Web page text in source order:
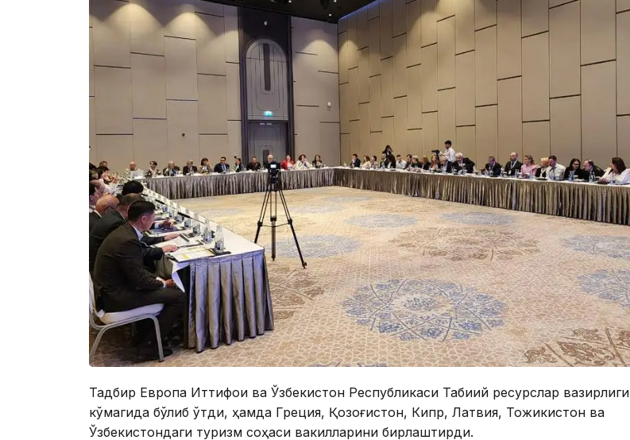
Тадбир Европа Иттифоқи ва Ўзбекистон Республикаси Табиий ресурслар вазирлиги
кўмагида бўлиб ўтди, ҳамда Греция, Қозоғистон, Кипр, Латвия, Тожикистон ва
Ўзбекистондаги туризм соҳаси вакилларини бирлаштирди.